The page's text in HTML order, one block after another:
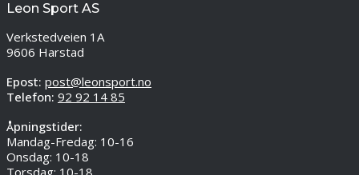
Leon Sport AS
Verkstedveien 1A
9606 Harstad
Epost: post@leonsport.no
Telefon: 92 92 14 85
Åpningstider:
Mandag-Fredag: 10-16
Onsdag: 10-18
Torsdag: 10-18